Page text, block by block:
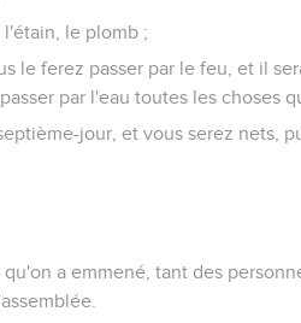
l'étain, le plomb ;
le ferez passer par le feu, et il
par l'eau toutes les choses
jour, et vous serez nets,
a emmené, tant des